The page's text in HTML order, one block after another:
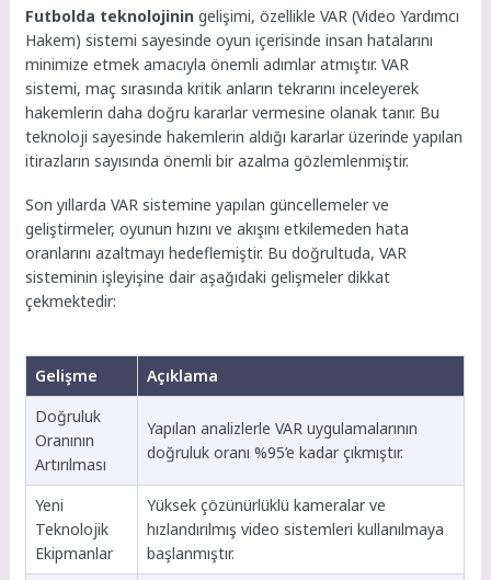
Futbolda teknolojinin gelişimi, özellikle VAR (Video Yardımcı
Hakem) sistemi sayesinde oyun içerisinde insan hatalarını
minimize etmek amacıyla önemli adımlar atmıştır. VAR
sistemi, maç sırasında kritik anların tekrarını inceleyerek
hakemlerin daha doğru kararlar vermesine olanak tanır. Bu
teknoloji sayesinde hakemlerin aldığı kararlar üzerinde yapılan
itirazların sayısında önemli bir azalma gözlemlenmiştir.
Son yıllarda VAR sistemine yapılan güncellemeler ve
geliştirmeler, oyunun hızını ve akışını etkilemeden hata
oranlarını azaltmayı hedeflemiştir. Bu doğrultuda, VAR
sisteminin işleyişine dair aşağıdaki gelişmeler dikkat
çekmektedir:
Gelişme
Açıklama
Doğruluk
Oranının
Artırılması
Yapılan analizlerle VAR uygulamalarının
doğruluk oranı %95’e kadar çıkmıştır.
Yeni
Teknolojik
Ekipmanlar
Yüksek çözünürlüklü kameralar ve
hızlandırılmış video sistemleri kullanılmaya
başlanmıştır.